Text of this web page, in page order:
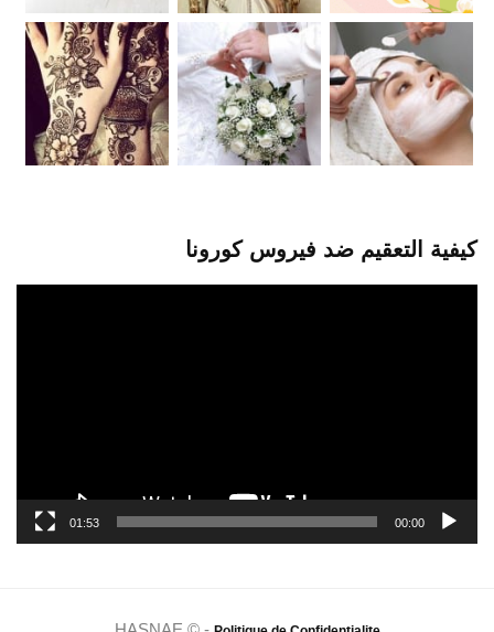
كيفية التعقيم ضد فيروس كورونا
00:00
01:53